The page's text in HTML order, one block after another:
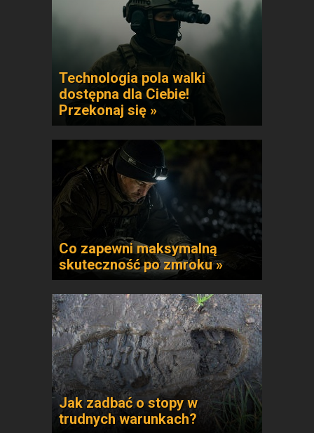
Technologia pola walki
dostępna dla Ciebie!
Przekonaj się »
Co zapewni maksymalną
skuteczność po zmroku »
Jak zadbać o stopy w
trudnych warunkach?